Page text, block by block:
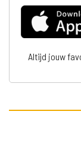
Altijd jouw